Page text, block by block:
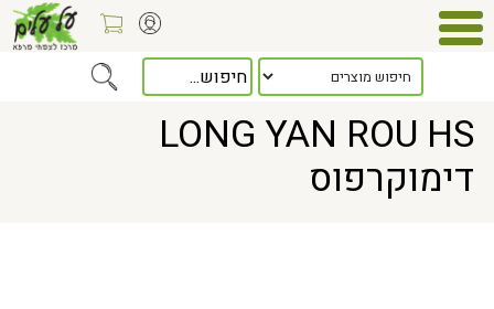
Home> LONG YAN ROU HS דימוקרפוס
LONG YAN ROU HS
דימוקרפוס